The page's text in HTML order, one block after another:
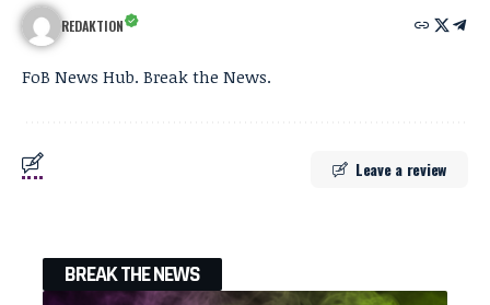
REDAKTION
FoB News Hub. Break the News.
Leave a review
BREAK THE NEWS